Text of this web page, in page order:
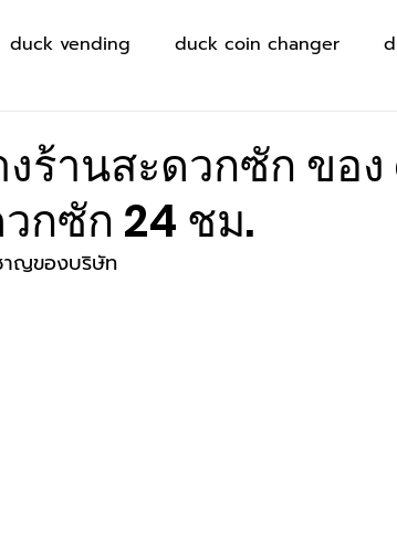
duck vending duck coin changer
ร้านสะดวกซัก ขอ
กซัก 24 ชม.
าญของบริษัท